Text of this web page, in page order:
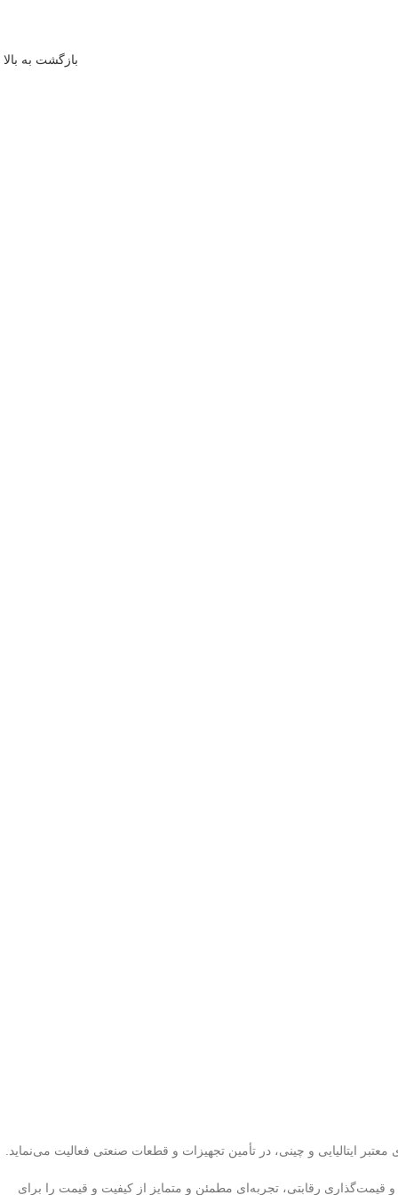
بازگشت به بالا
ایتالیایی و چینی، در تأمین تجهیزات و قطعات صنعتی فعالیت می‌نماید.
قیمت‌گذاری رقابتی، تجربه‌ای مطمئن و متمایز از کیفیت و قیمت را برای